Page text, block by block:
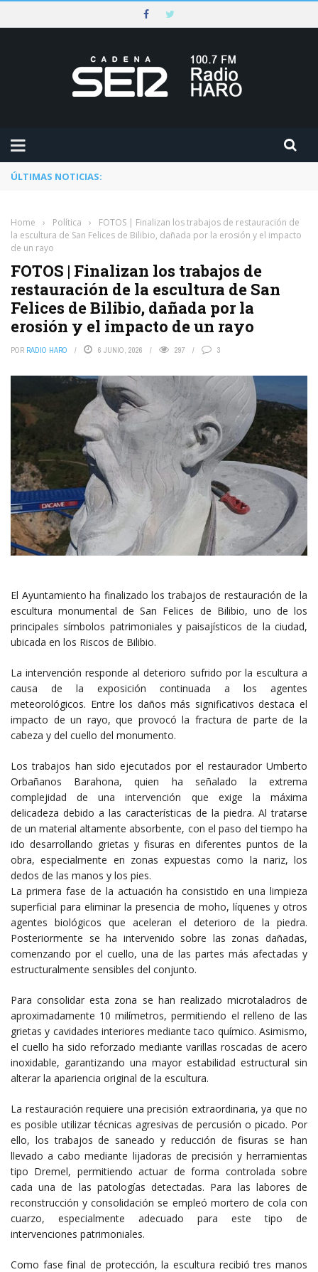
ÚLTIMAS NOTICIAS:
Home › Política ›
FOTOS | Finalizan los trabajos de restauración de
la escultura de San Felices de Bilibio, dañada por la erosión y el impacto
de un rayo
FOTOS | Finalizan los trabajos de
restauración de la escultura de San
Felices de Bilibio, dañada por la
erosión y el impacto de un rayo
POR RADIO HARO 6 JUNIO, 2026 297 3
El Ayuntamiento ha finalizado los trabajos de restauración de la
escultura monumental de San Felices de Bilibio, uno de los
principales símbolos patrimoniales y paisajísticos de la ciudad,
ubicada en los Riscos de Bilibio.
La intervención responde al deterioro sufrido por la escultura a
causa de la exposición continuada a los agentes
meteorológicos. Entre los daños más significativos destaca el
impacto de un rayo, que provocó la fractura de parte de la
cabeza y del cuello del monumento.
Los trabajos han sido ejecutados por el restaurador Umberto
Orbañanos Barahona, quien ha señalado la extrema
complejidad de una intervención que exige la máxima
delicadeza debido a las características de la piedra. Al tratarse
de un material altamente absorbente, con el paso del tiempo ha
ido desarrollando grietas y fisuras en diferentes puntos de la
obra, especialmente en zonas expuestas como la nariz, los
dedos de las manos y los pies.
La primera fase de la actuación ha consistido en una limpieza
superficial para eliminar la presencia de moho, líquenes y otros
agentes biológicos que aceleran el deterioro de la piedra.
Posteriormente se ha intervenido sobre las zonas dañadas,
comenzando por el cuello, una de las partes más afectadas y
estructuralmente sensibles del conjunto.
Para consolidar esta zona se han realizado microtaladros de
aproximadamente 10 milímetros, permitiendo el relleno de las
grietas y cavidades interiores mediante taco químico. Asimismo,
el cuello ha sido reforzado mediante varillas roscadas de acero
inoxidable, garantizando una mayor estabilidad estructural sin
alterar la apariencia original de la escultura.
La restauración requiere una precisión extraordinaria, ya que no
es posible utilizar técnicas agresivas de percusión o picado. Por
ello, los trabajos de saneado y reducción de fisuras se han
llevado a cabo mediante lijadoras de precisión y herramientas
tipo Dremel, permitiendo actuar de forma controlada sobre
cada una de las patologías detectadas. Para las labores de
reconstrucción y consolidación se empleó mortero de cola con
cuarzo, especialmente adecuado para este tipo de
intervenciones patrimoniales.
Como fase final de protección, la escultura recibió tres manos